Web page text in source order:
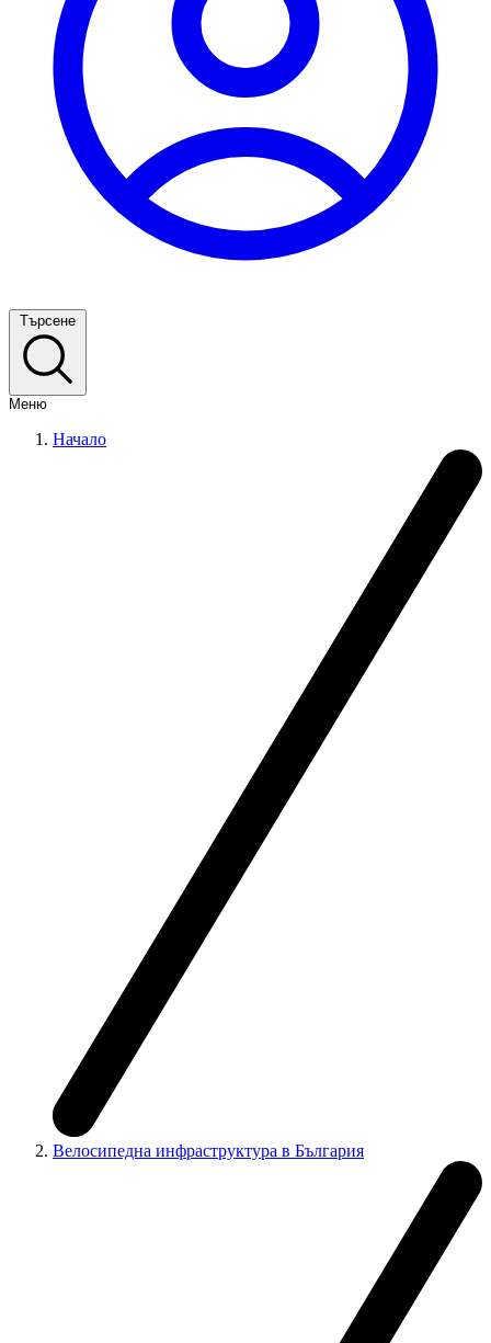
Търсене
Меню
Начало
Велосипедна инфраструктура в България